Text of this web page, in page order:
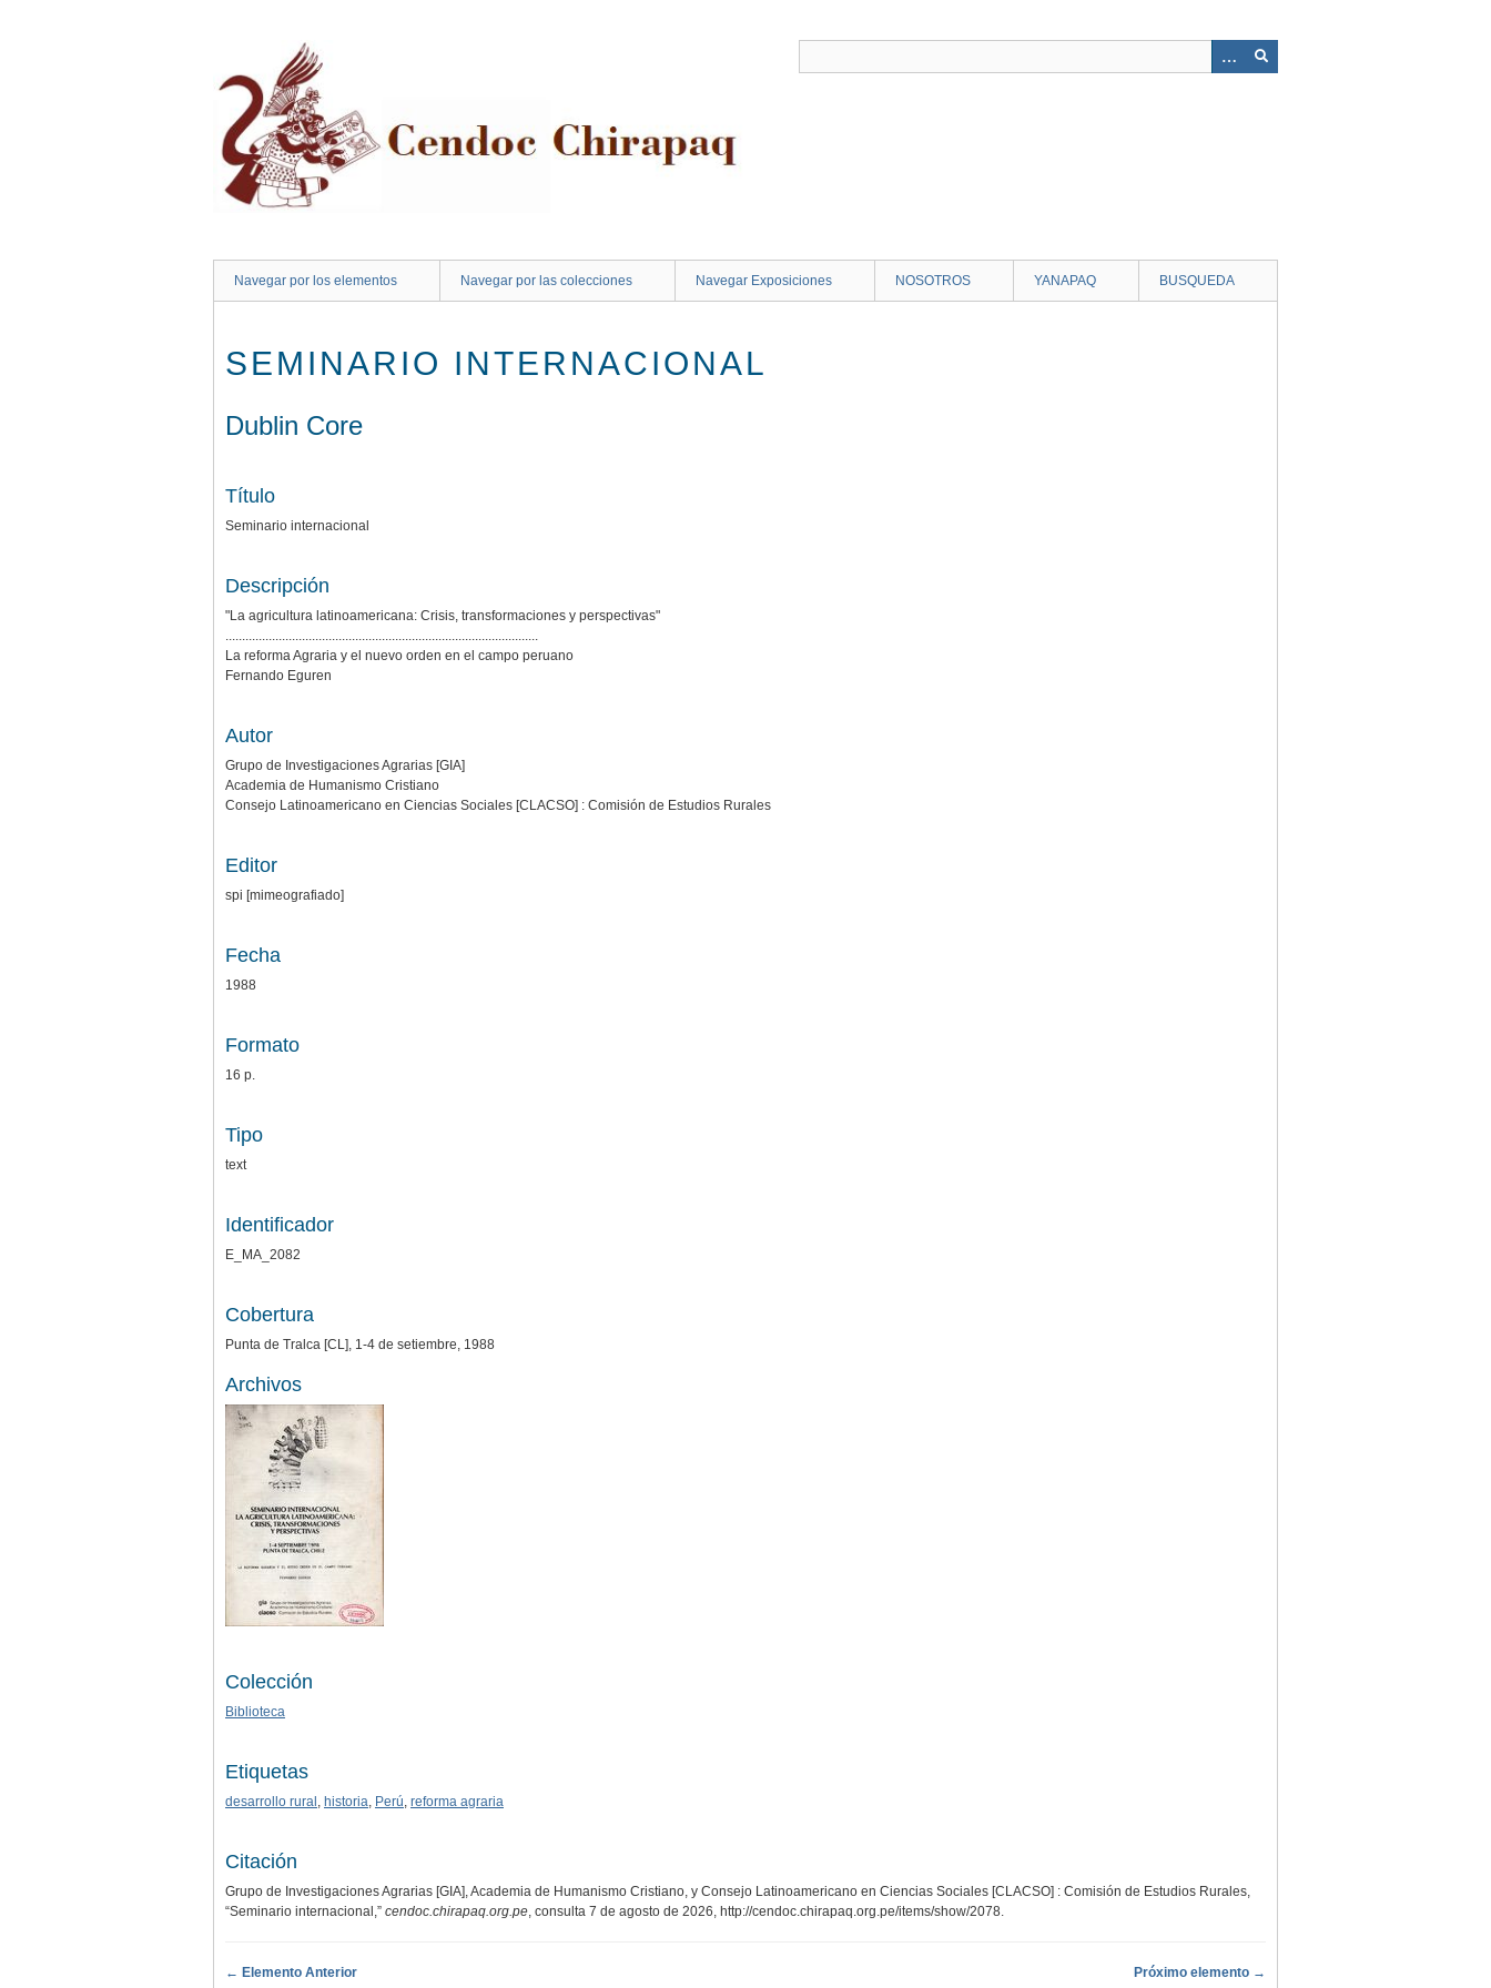
Navegar por los elementos Navegar por las colecciones Navegar Exposiciones NOSOTROS YANAPAQ BUSQUEDA
SEMINARIO INTERNACIONAL
Dublin Core
Título
Seminario internacional
Descripción
"La agricultura latinoamericana: Crisis, transformaciones y perspectivas"
La reforma Agraria y el nuevo orden en el campo peruano
Fernando Eguren
Autor
Grupo de Investigaciones Agrarias [GIA]
Academia de Humanismo Cristiano
Consejo Latinoamericano en Ciencias Sociales [CLACSO] : Comisión de Estudios Rurales
Editor
spi [mimeografiado]
Fecha
1988
Formato
16 p.
Tipo
text
Identificador
E_MA_2082
Cobertura
Punta de Tralca [CL], 1-4 de setiembre, 1988
Archivos
Colección
Biblioteca
Etiquetas
desarrollo rural historia Perú reforma agraria
Citación
Grupo de Investigaciones Agrarias [GIA], Academia de Humanismo Cristiano, y Consejo Latinoamericano en Ciencias Sociales [CLACSO] : Comisión de Estudios Rurales,
“Seminario internacional,” cendoc.chirapaq.org.pe , consulta 7 de agosto de 2026, http://cendoc.chirapaq.org.pe/items/show/2078
← Elemento Anterior Próximo elemento →